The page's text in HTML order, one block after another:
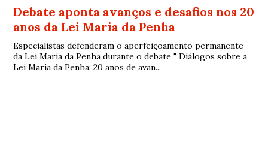
Debate aponta avanços e desafios nos 20
anos da Lei Maria da Penha
Especialistas defenderam o aperfeiçoamento permanente
da Lei Maria da Penha durante o debate " Diálogos sobre a
Lei Maria da Penha: 20 anos de avan...